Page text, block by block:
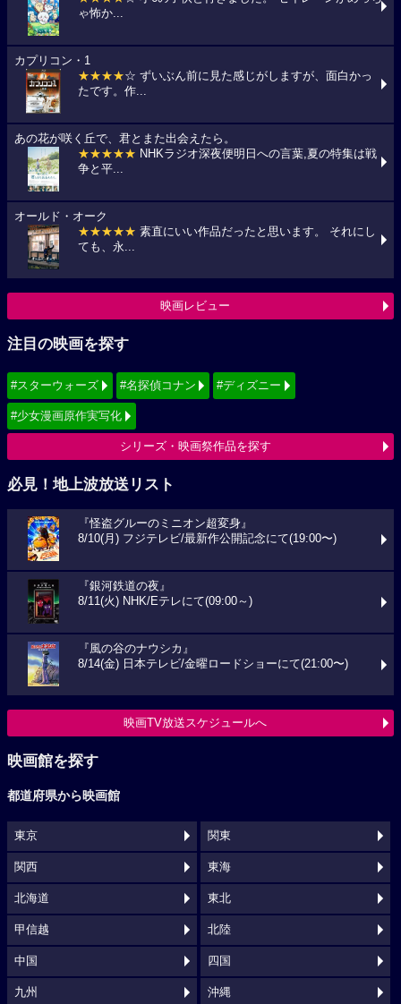
ゃ怖か...
カプリコン・1
★★★★☆ ずいぶん前に見た感じがしますが、面白かっ
たです。作...
あの花が咲く丘で、君とまた出会えたら。
★★★★★ NHKラジオ深夜便明日への言葉,夏の特集は戦
争と平...
オールド・オーク
★★★★★ 素直にいい作品だったと思います。 それにし
ても、永...
映画レビュー
注目の映画を探す
#スターウォーズ #名探偵コナン #ディズニー
#少女漫画原作実写化
シリーズ・映画祭作品を探す
必見！地上波放送リスト
『怪盗グルーのミニオン超変身』
8/10(月) フジテレビ/最新作公開記念にて(19:00〜)
『銀河鉄道の夜』
8/11(火) NHK/Eテレにて(09:00～)
『風の谷のナウシカ』
8/14(金) 日本テレビ/金曜ロードショーにて(21:00〜)
映画TV放送スケジュールへ
映画館を探す
都道府県から映画館
東京 関東
関西 東海
北海道 東北
甲信越 北陸
中国 四国
九州 沖縄